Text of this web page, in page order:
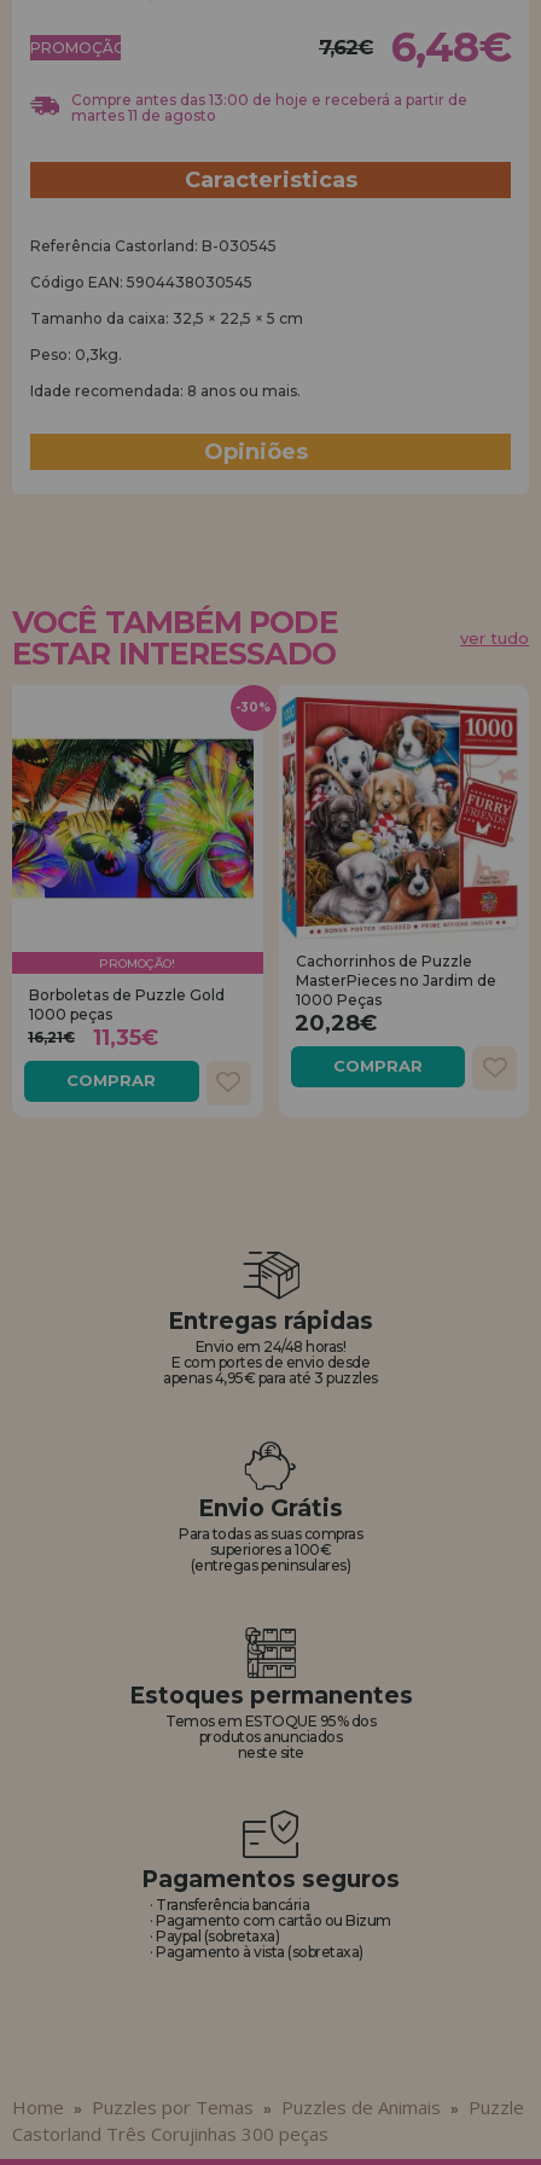
REGISTRO DE REVENDEDOR
PROMOÇÃO! 7,62€ 6,48€
Compre antes das 13:00 de hoje e receberá a partir de
martes 11 de agosto
Caracteristicas
Referência Castorland: B-030545
Código EAN: 5904438030545
Tamanho da caixa: 32,5 × 22,5 × 5 cm
Peso: 0,3kg.
Idade recomendada: 8 anos ou mais.
Opiniões
VOCÊ TAMBÉM PODE
ESTAR INTERESSADO
ver tudo
PROMOÇÃO!
Borboletas de Puzzle Gold
1000 peças
16,21€
11,35€
COMPRAR
-30%
Cachorrinhos de Puzzle
MasterPieces no Jardim de
1000 Peças
20,28€
COMPRAR
Entregas rápidas
Envio em 24/48 horas!
E com portes de envio desde
apenas 4,95€ para até 3 puzzles
Envio Grátis
Para todas as suas compras
superiores a 100€
(entregas peninsulares)
Estoques permanentes
Temos em ESTOQUE 95% dos
produtos anunciados
neste site
Pagamentos seguros
· Transferência bancária
· Pagamento com cartão ou Bizum
· Paypal (sobretaxa)
· Pagamento à vista (sobretaxa)
Home » Puzzles por Temas » Puzzles de Animais »
Puzzle
Castorland Três Corujinhas 300 peças